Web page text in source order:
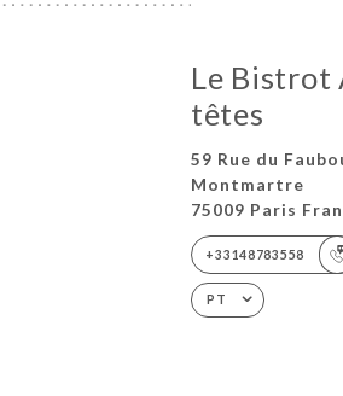
Le Bistrot
têtes
59 Rue du
Montmartre
75009 Paris
+33148783558
PT